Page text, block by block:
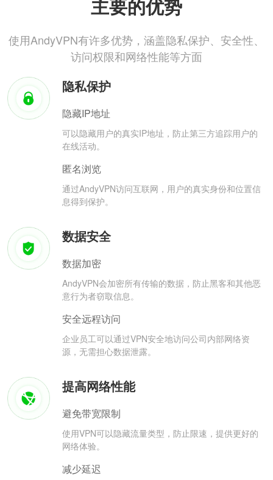
主要的优势
使用AndyVPN有许多优势，涵盖隐私保护、安全性、
访问权限和网络性能等方面
隐私保护
隐藏IP地址
可以隐藏用户的真实IP地址，防止第三方追踪用户的
在线活动。
匿名浏览
通过AndyVPN访问互联网，用户的真实身份和位置信
息得到保护。
数据安全
数据加密
AndyVPN会加密所有传输的数据，防止黑客和其他恶
意行为者窃取信息。
安全远程访问
企业员工可以通过VPN安全地访问公司内部网络资
源，无需担心数据泄露。
提高网络性能
避免带宽限制
使用VPN可以隐藏流量类型，防止限速，提供更好的
网络体验。
减少延迟